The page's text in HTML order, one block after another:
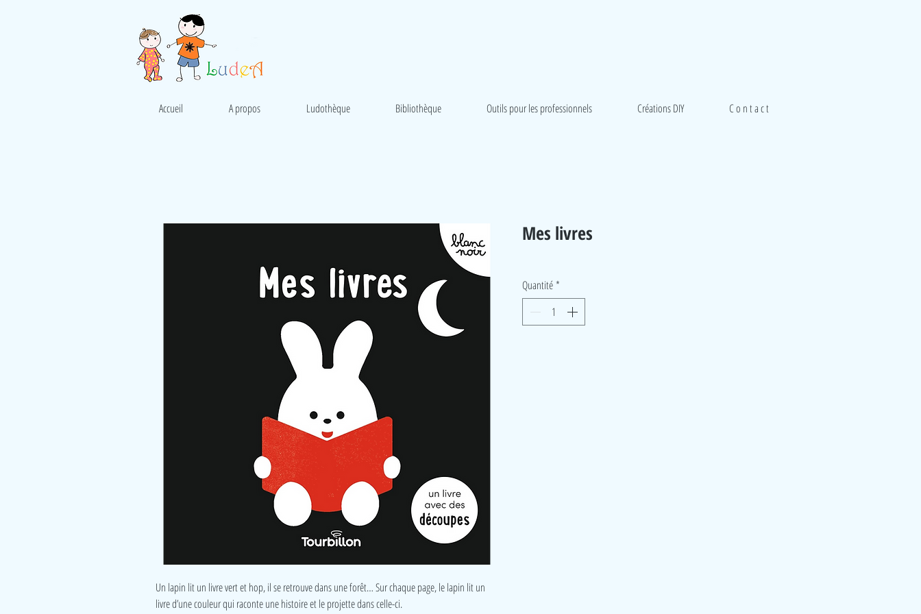
Accueil A propos Ludothèque Bibliothèque Outils pour les professionnels Créations DIY C o n t a c t
Un lapin lit un livre vert et hop, il se retrouve dans une forêt… Sur chaque page, le lapin lit un
livre d’une couleur qui raconte une histoire et le projette dans celle-ci.
Mes livres
Quantité *